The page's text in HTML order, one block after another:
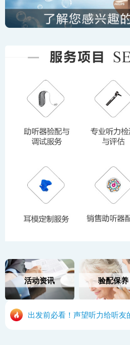
活动资讯 验配保养
出发前必看！声望听力给听友